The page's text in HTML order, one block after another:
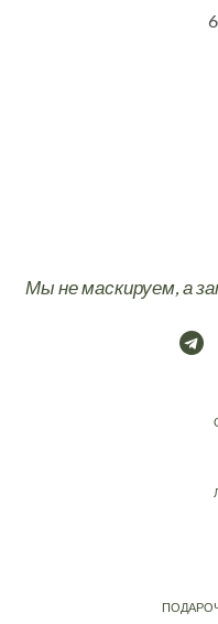
Мы не маскируем, а